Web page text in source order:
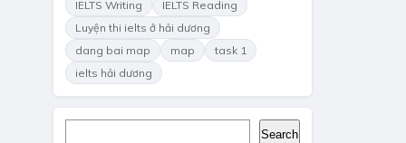
IELTS Writing
IELTS Reading
Luyện thi ielts ở hải dương
dang bai map
map
task 1
ielts hải dương
Search